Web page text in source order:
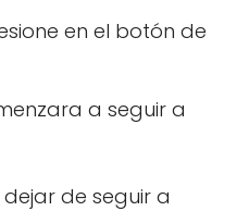
en el botón de
a seguir a
de seguir a